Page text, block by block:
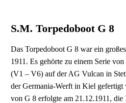
S.M. Torpedoboot G 8
Das Torpedoboot G 8 war ein
1911. Es gehörte zu einem Serie
(V1 – V6) auf der AG Vulcan in
der Germania-Werft in Kiel gefertigt
von G 8 erfolgte am 21.12.1911, die